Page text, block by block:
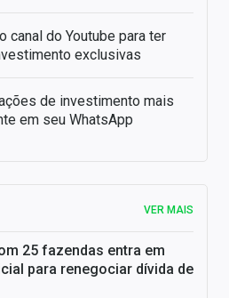
canal do Youtube para ter
exclusivas
de investimento mais
em seu WhatsApp
VER MAIS
25 fazendas entra em
para renegociar dívida de